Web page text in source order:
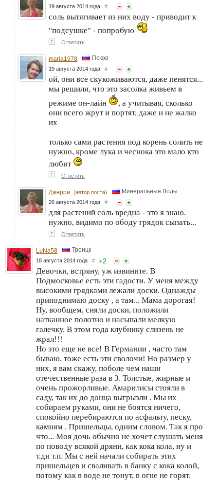
19 августа 2014 года #
соль вытягивает из них воду - приводит к
"подсушке" - попробую
↑ Ответить
maria1978 Псков
19 августа 2014 года #
ой, они все скукоживаются, даже пенятся...
мы решили, что это засолка живьем в
режиме он-лайн
, а учитывая, сколько
они всего жрут и портят, даже и не жалко
их
только сами растения под корень солить не
нужно, кроме лука и чеснока это мало кто
любит
↑ Ответить
Джерри (автор поста) Минеральные Воды
20 августа 2014 года #
для растений соль вредна - это я знаю.
нужно, видимо по ободу грядок сыпать...
↑ Ответить
LuNa58 Троицк
18 августа 2014 года # +2
Девочки, встряну, уж извините. В
Подмосковье есть эти гадости. У меня между
высокими грядками лежали доски. Однажды
приподнимаю доску , а там... Мама дорогая!
Ну, вообщем, сняли доски, положили
натканное полотно и насыпали мелкую
галечку. В этом года клубнику слизень не
жрал!!!
Но это еще не все! В Германии , часто там
бываю, тоже есть эти сволочи! Но размер у
них, я вам скажу, поболе чем наши
отечественные раза в 3. Толстые, жирные и
очень прожорливые. Амарилисы стояли в
саду, так их до донца выгрызли . Мы их
собираем руками, они не боятся ничего,
спокойно перебираются по асфальту, песку,
камням . Пришельцы, одним словом. Так я про
что... Моя дочь обычно не хочет слушать меня
по поводу всякой дряни, как кока кола, ну и
т.ди т.п. Мы с ней начали собирать этих
пришельцев и сваливать в банку с кока колой,
потому как в воде не тонут, в огне не горят.